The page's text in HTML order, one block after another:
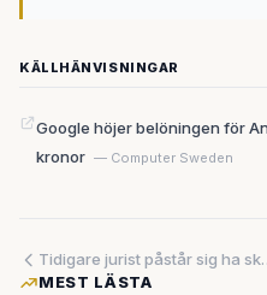
KÄLLHÄNVISNINGAR
Google höjer belöningen för
kronor — Computer Sweden
Tidigare jurist påstår
MEST LÄSTA